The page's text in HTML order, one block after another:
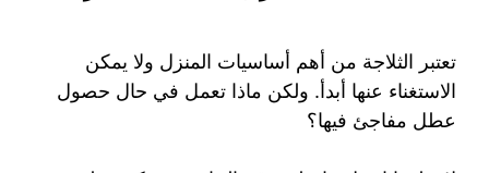
تعتبر الثلاجة من أهم أساسيات المنزل ولا يمكن
الاستغناء عنها أبدأ. ولكن ماذا تعمل في حال حصول
عطل مفاجئ فيها؟